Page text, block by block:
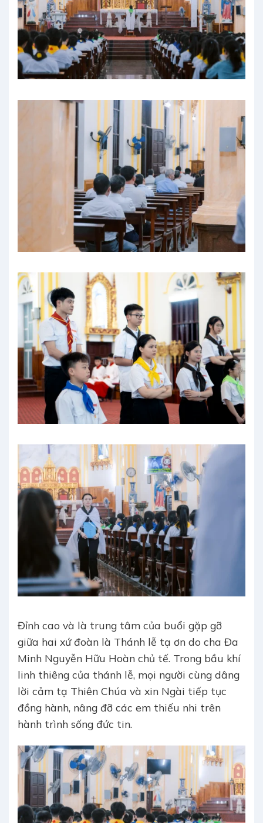
Đỉnh cao và là trung tâm của buổi gặp gỡ
giữa hai xứ đoàn là Thánh lễ tạ ơn do cha Đa
Minh Nguyễn Hữu Hoàn chủ tế. Trong bầu khí
linh thiêng của thánh lễ, mọi người cùng dâng
lời cảm tạ Thiên Chúa và xin Ngài tiếp tục
đồng hành, nâng đỡ các em thiếu nhi trên
hành trình sống đức tin.